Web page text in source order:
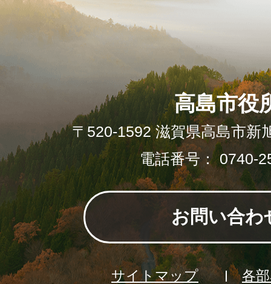
高島市役
〒520-1592 滋賀県高島市新
電話番号： 0740-
お問い合わ
サイトマップ
各